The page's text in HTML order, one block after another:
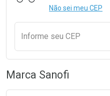
Não sei meu CEP
Informe seu CEP
Marca Sanofi